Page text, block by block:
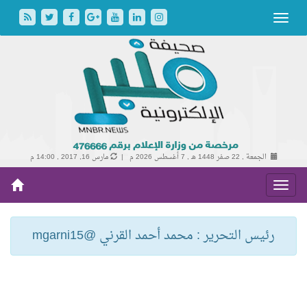
الجمعة , 22 صفر 1448 هـ , 7 أغسطس 2026 م | مارس 16, 2017 , 14:00 م
رئيس التحرير : محمد أحمد القرني @mgarni15